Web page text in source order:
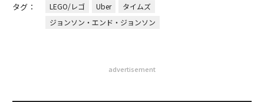
タグ：
LEGO/レゴ
Uber
タイムズ
ジョンソン・エンド・ジョンソン
advertisement